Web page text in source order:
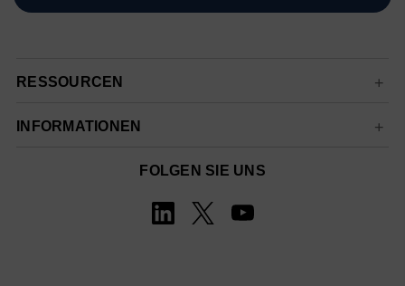
RESSOURCEN
INFORMATIONEN
FOLGEN SIE UNS